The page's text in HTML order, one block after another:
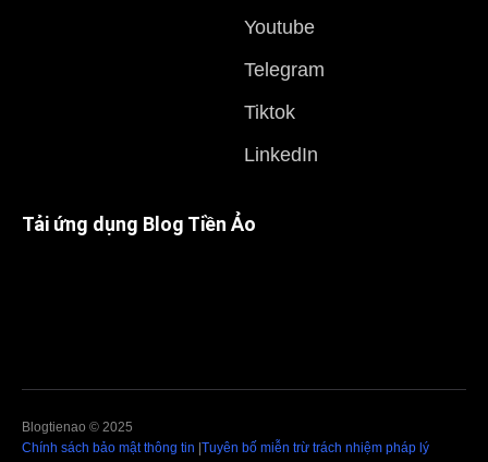
Youtube
Telegram
Tiktok
LinkedIn
Tải ứng dụng Blog Tiền Ảo
Blogtienao © 2025
Chính sách bảo mật thông tin Tuyên bố miễn trừ trách nhiệm pháp lý